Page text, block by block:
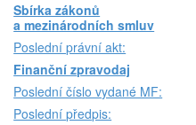
Sbírka zákonů
a mezinárodních smluv
Poslední právní akt:
Finanční zpravodaj
Poslední číslo vydané MF:
Poslední předpis: